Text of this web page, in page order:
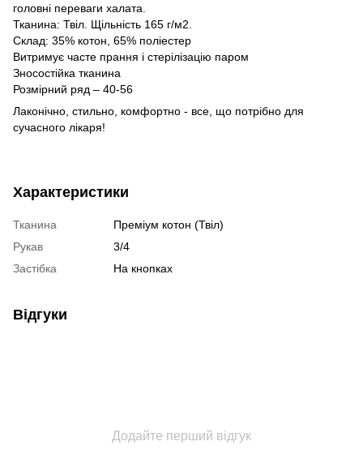
головні переваги халата.
Тканина: Твіл. Щільність 165 г/м2.
Склад: 35% котон, 65% поліестер
Витримує часте прання і стерілізацію паром
Зносостійка тканина
Розмірний ряд – 40-56
Лаконічно, стильно, комфортно - все, що потрібно для
сучасного лікаря!
Характеристики
Тканина
Преміум котон (Твіл)
Рукав
3/4
Застібка
На кнопках
Відгуки
Додайте перший відгук